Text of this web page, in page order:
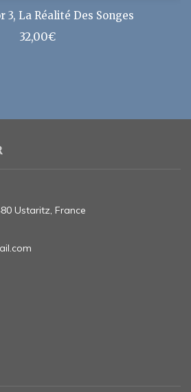
3, La Réalité Des Songes
32,00€
Ustaritz, France